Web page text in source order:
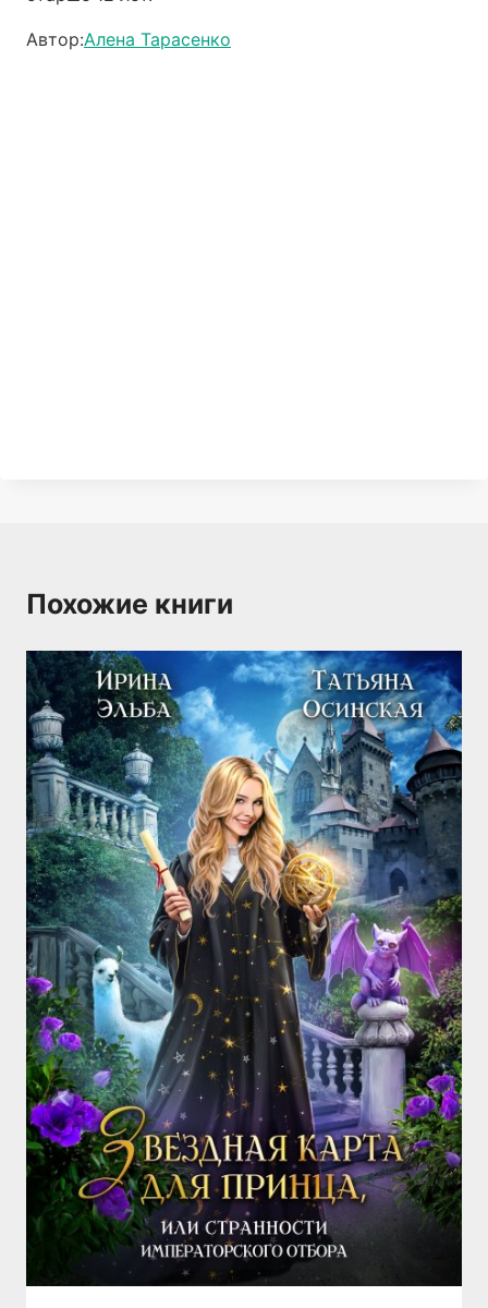
Автор:Алена Тарасенко
Похожие книги